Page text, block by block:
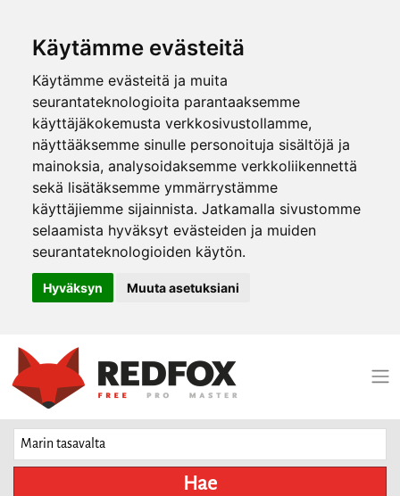
Käytämme evästeitä
Käytämme evästeitä ja muita
seurantateknologioita parantaaksemme
käyttäjäkokemusta verkkosivustollamme,
näyttääksemme sinulle personoituja sisältöjä ja
mainoksia, analysoidaksemme verkkoliikennettä
sekä lisätäksemme ymmärrystämme
käyttäjiemme sijainnista. Jatkamalla sivustomme
selaamista hyväksyt evästeiden ja muiden
seurantateknologioiden käytön.
Hyväksyn Muuta asetuksiani
Hae